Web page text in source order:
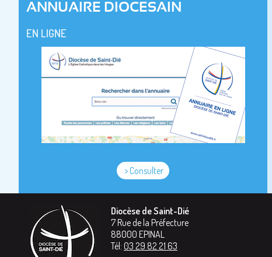
ANNUAIRE DIOCESAIN
EN LIGNE
> Consulter
Diocèse de Saint-Dié
7 Rue de la Préfecture
88000 EPINAL
Tél: 03 29 82 21 63